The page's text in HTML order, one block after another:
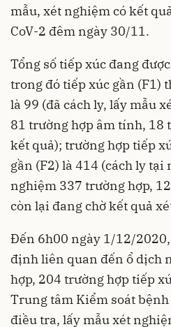
mẫu, xét nghiệm có kết
CoV-2 đêm ngày 30/11.
Tổng số tiếp xúc đang
trong đó tiếp xúc gần (F1)
là 99 (đã cách ly, lấy mẫu
81 trường hợp âm tính, 18
kết quả); trường hợp tiếp
gần (F2) là 414 (cách ly tại
nghiệm 337 trường hợp,
còn lại đang chờ kết quả
Đến 6h00 ngày 1/12/
định liên quan đến ổ dịch
hợp, 204 trường hợp tiếp
Trung tâm Kiểm soát
điều tra, lấy mẫu xét